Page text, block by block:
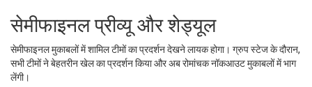
सेमीफाइनल प्रीव्यू और शेड्यूल
सेमीफाइनल मुकाबलों में शामिल टीमों का प्रदर्शन देखने लायक होगा। ग्रुप स्टेज के दौरान,
सभी टीमों ने बेहतरीन खेल का प्रदर्शन किया और अब रोमांचक नॉकआउट मुकाबलों में भाग
लेंगी।